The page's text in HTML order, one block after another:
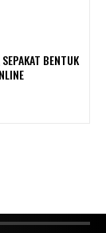
BENTUK